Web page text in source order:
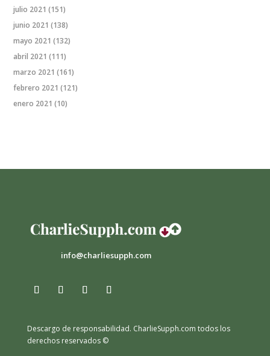
julio 2021 (151)
junio 2021 (138)
mayo 2021 (132)
abril 2021 (111)
marzo 2021 (161)
febrero 2021 (121)
enero 2021 (10)
info@charliesupph.com
Descargo de responsabilidad. CharlieSupph.com todos los
derechos reservados ©